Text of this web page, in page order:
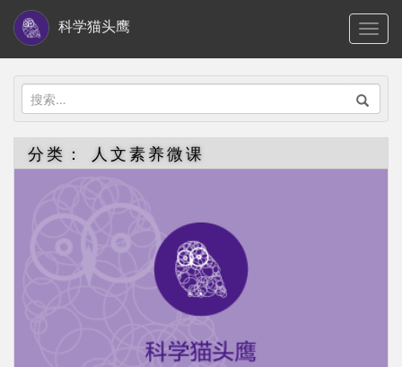
i
科学猫头鹰
搜
索：
分类： 人文素养微课